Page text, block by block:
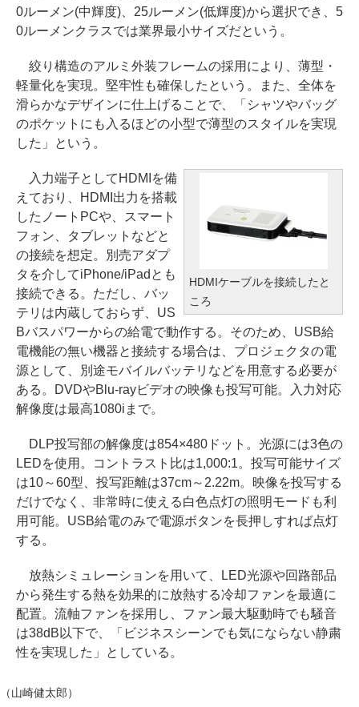
0ルーメン(中輝度)、25ルーメン(低輝度)から選択でき、5
0ルーメンクラスでは業界最小サイズだという。
絞り構造のアルミ外装フレームの採用により、薄型・
軽量化を実現。堅牢性も確保したという。また、全体を
滑らかなデザインに仕上げることで、「シャツやバッグ
のポケットにも入るほどの小型で薄型のスタイルを実現
した」という。
HDMIケーブルを接続したと
ころ
入力端子としてHDMIを備
えており、HDMI出力を搭載
したノートPCや、スマート
フォン、タブレットなどと
の接続を想定。別売アダプ
タを介してiPhone/iPadとも
接続できる。ただし、バッ
テリは内蔵しておらず、US
Bバスパワーからの給電で動作する。そのため、USB給
電機能の無い機器と接続する場合は、プロジェクタの電
源として、別途モバイルバッテリなどを用意する必要が
ある。DVDやBlu-rayビデオの映像も投写可能。入力対応
解像度は最高1080iまで。
DLP投写部の解像度は854×480ドット。光源には3色の
LEDを使用。コントラスト比は1,000:1。投写可能サイズ
は10～60型、投写距離は37cm～2.22m。映像を投写する
だけでなく、非常時に使える白色点灯の照明モードも利
用可能。USB給電のみで電源ボタンを長押しすれば点灯
する。
放熱シミュレーションを用いて、LED光源や回路部品
から発生する熱を効果的に放熱する冷却ファンを最適に
配置。流軸ファンを採用し、ファン最大駆動時でも騒音
は38dB以下で、「ビジネスシーンでも気にならない静粛
性を実現した」としている。
（山崎健太郎）